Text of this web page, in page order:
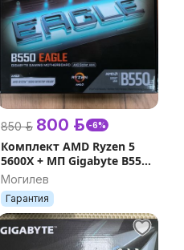
850 р. 800 р. -6%
Комплект AMD Ryzen 5
5600X + МП Gigabyte B550
Eagle
Могилев
Гарантия